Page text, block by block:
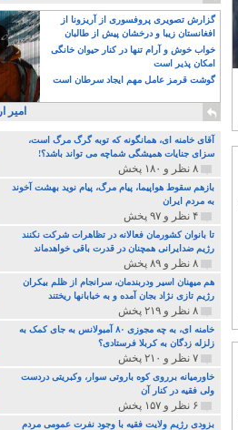
گزارش تصویری پروفسوری از آریزونا از
افغانستان زیبا و درخشان پیش از طالبان
خواب خوش و آرام تنها در کنار حیوان خانگی
امکان پذیر است
گوشت قرمز عامل مهم ایجاد سرطان است
امیر
آقای خامنه ای، همانگونه که توبه گرگ مرگ است،
سزای جنایات همیشگی شماچه می تواند باشد؟!
۸ نظر و ۱۸۰ پخش
بازهم سقوط هواپیما، پیام مرگ، پیام نوید بهشت آخوند
به مردم ایران
۴ نظر و ۹۷ پخش
تا بانوان کشورمان فعالانه در تظاهرات شرکت نکنند
رژیم ضدایرانی همچنان در قدرت باقی خواهدماند
۸ نظر و ۸۹ پخش
هم میهنان اسیر ودربندمان، سرانجام از ظلم بیکران
رژیم تازی نژاد بجان آمده و به خبابانها ریختند
۸ نظر و ۲۱۹ پخش
خامنه ای، به چه مجوزی ۸۰ آمبولانس به جای کمک به
زلزله زدگان به کربلا فرستادی؟
۷ نظر و ۲۱۰ پخش
خاورمیانه برروی کوه باروتی سوار، وکبریتی دردست
ولی فقیه در کنار آن
۶ نظر و ۱۵۷ پخش
بزودی رژیم ولایت فقیه با وجود نفرت عمومی مردم